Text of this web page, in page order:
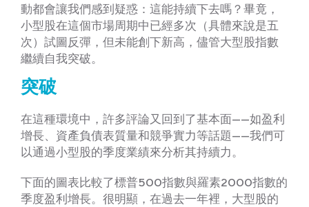
動都會讓我們感到疑惑：這能持續下去嗎？畢竟，
小型股在這個市場周期中已經多次（具體來說是五
次）試圖反彈，但未能創下新高，儘管大型股指數
繼續自我突破。
突破
在這種環境中，許多評論又回到了基本面——如盈利
增長、資產負債表質量和競爭實力等話題——我們可
以通過小型股的季度業績來分析其持續力。
下面的圖表比較了標普500指數與羅素2000指數的
季度盈利增長。很明顯，在過去一年裡，大型股的